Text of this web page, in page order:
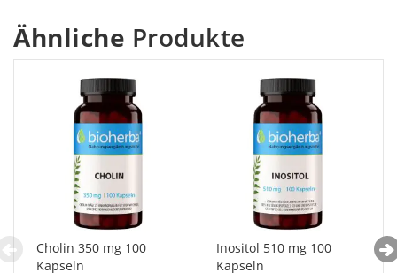
Ähnliche Produkte
Cholin 350 mg 100
Kapseln
Inositol 510 mg 100
Kapseln